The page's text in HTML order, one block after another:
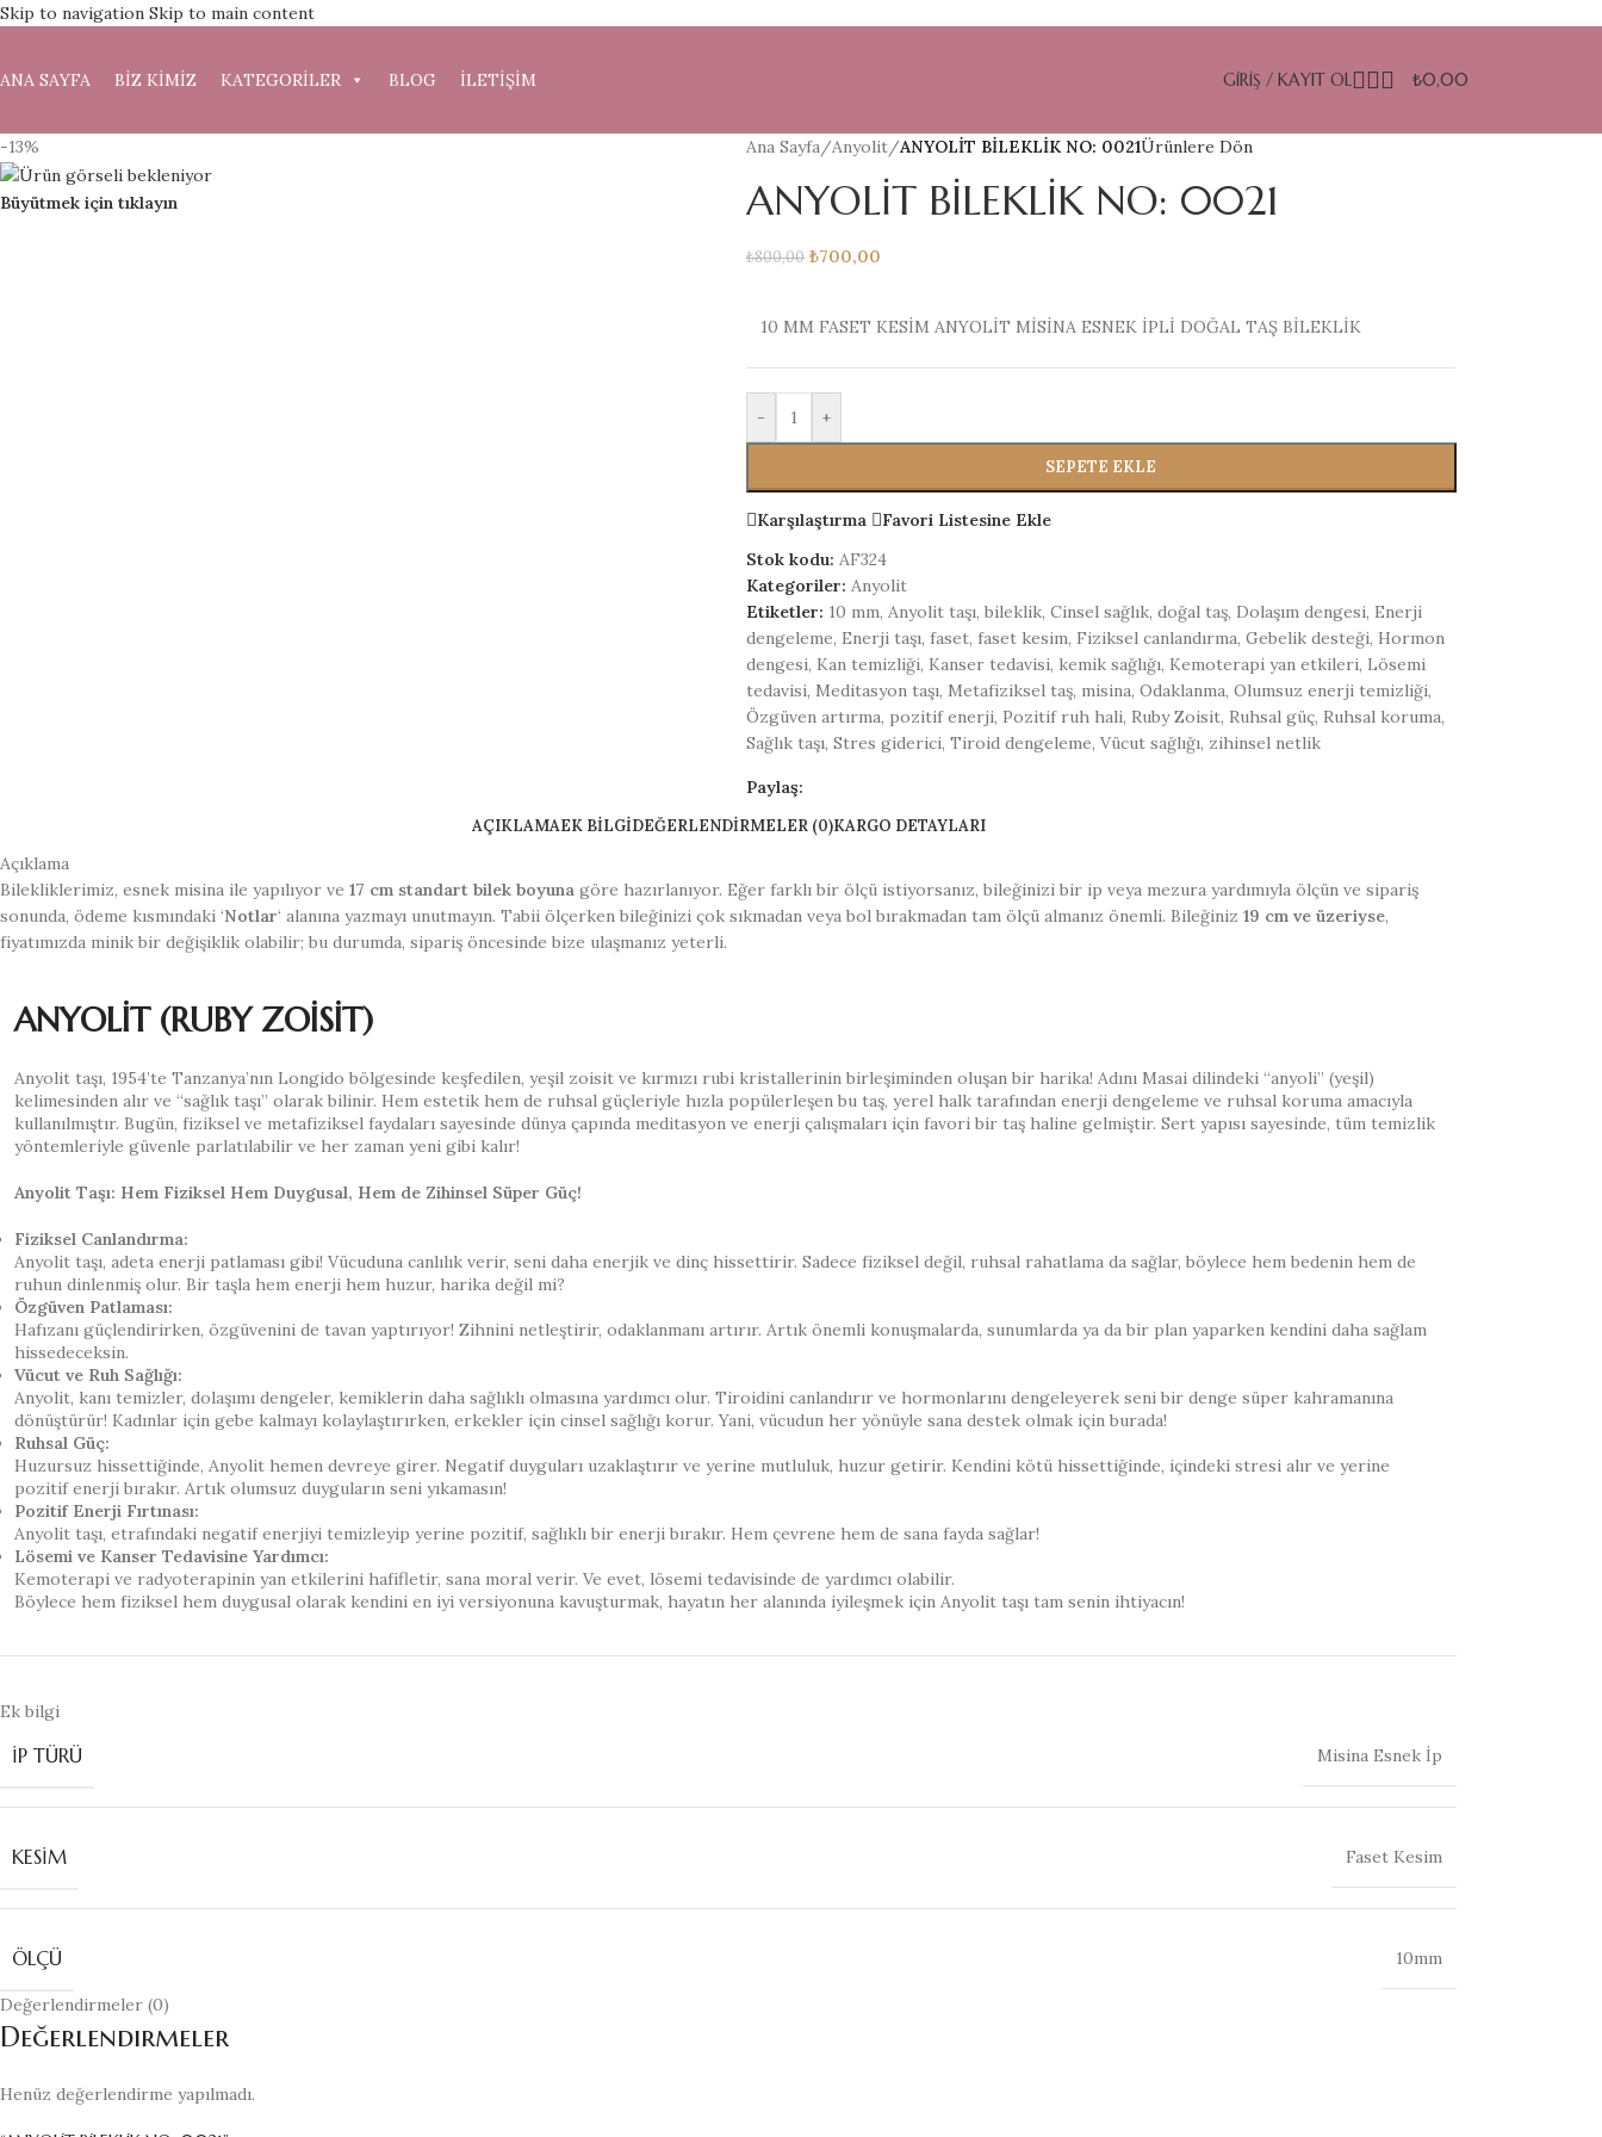
Skip to navigation Skip to main content
ANA SAYFA BİZ KİMİZ KATEGORİLER BLOG İLETİŞİM GIRIŞ / KAYIT OL ₺0,00
-13%
Büyütmek için tıklayın
Ana Sayfa/Anyolit/ANYOLİT BİLEKLİK NO: 0021Ürünlere Dön
ANYOLİT BİLEKLİK NO: 0021
₺800,00 ₺700,00
10 MM FASET KESİM ANYOLİT MİSİNA ESNEK İPLİ DOĞAL TAŞ BİLEKLİK
- +
SEPETE EKLE
Karşılaştırma
Favori Listesine Ekle
Stok kodu: AF324
Kategoriler: Anyolit
Etiketler: 10 mm, Anyolit taşı, bileklik, Cinsel sağlık, doğal taş, Dolaşım dengesi, Enerji
dengeleme, Enerji taşı, faset, faset kesim, Fiziksel canlandırma, Gebelik desteği, Hormon
dengesi, Kan temizliği, Kanser tedavisi, kemik sağlığı, Kemoterapi yan etkileri, Lösemi
tedavisi, Meditasyon taşı, Metafiziksel taş, misina, Odaklanma, Olumsuz enerji temizliği,
Özgüven artırma, pozitif enerji, Pozitif ruh hali, Ruby Zoisit, Ruhsal güç, Ruhsal koruma,
Sağlık taşı, Stres giderici, Tiroid dengeleme, Vücut sağlığı, zihinsel netlik
Paylaş:
AÇIKLAMAEK BILGIDEĞERLENDIRMELER (0)KARGO DETAYLARI
Açıklama
Bilekliklerimiz, esnek misina ile yapılıyor ve 17 cm standart bilek boyuna göre hazırlanıyor. Eğer farklı bir ölçü istiyorsanız, bileğinizi bir ip veya mezura yardımıyla ölçün ve sipariş
sonunda, ödeme kısmındaki ‘Notlar‘ alanına yazmayı unutmayın. Tabii ölçerken bileğinizi çok sıkmadan veya bol bırakmadan tam ölçü almanız önemli. Bileğiniz 19 cm ve üzeriyse,
fiyatımızda minik bir değişiklik olabilir; bu durumda, sipariş öncesinde bize ulaşmanız yeterli.
ANYOLİT (RUBY ZOİSİT)
Anyolit taşı, 1954’te Tanzanya’nın Longido bölgesinde keşfedilen, yeşil zoisit ve kırmızı rubi kristallerinin birleşiminden oluşan bir harika! Adını Masai dilindeki “anyoli” (yeşil)
kelimesinden alır ve “sağlık taşı” olarak bilinir. Hem estetik hem de ruhsal güçleriyle hızla popülerleşen bu taş, yerel halk tarafından enerji dengeleme ve ruhsal koruma amacıyla
kullanılmıştır. Bugün, fiziksel ve metafiziksel faydaları sayesinde dünya çapında meditasyon ve enerji çalışmaları için favori bir taş haline gelmiştir. Sert yapısı sayesinde, tüm temizlik
yöntemleriyle güvenle parlatılabilir ve her zaman yeni gibi kalır!
Anyolit Taşı: Hem Fiziksel Hem Duygusal, Hem de Zihinsel Süper Güç!
Fiziksel Canlandırma:
Anyolit taşı, adeta enerji patlaması gibi! Vücuduna canlılık verir, seni daha enerjik ve dinç hissettirir. Sadece fiziksel değil, ruhsal rahatlama da sağlar, böylece hem bedenin hem de
ruhun dinlenmiş olur. Bir taşla hem enerji hem huzur, harika değil mi?
Özgüven Patlaması:
Hafızanı güçlendirirken, özgüvenini de tavan yaptırıyor! Zihnini netleştirir, odaklanmanı artırır. Artık önemli konuşmalarda, sunumlarda ya da bir plan yaparken kendini daha sağlam
hissedeceksin.
Vücut ve Ruh Sağlığı:
Anyolit, kanı temizler, dolaşımı dengeler, kemiklerin daha sağlıklı olmasına yardımcı olur. Tiroidini canlandırır ve hormonlarını dengeleyerek seni bir denge süper kahramanına
dönüştürür! Kadınlar için gebe kalmayı kolaylaştırırken, erkekler için cinsel sağlığı korur. Yani, vücudun her yönüyle sana destek olmak için burada!
Ruhsal Güç:
Huzursuz hissettiğinde, Anyolit hemen devreye girer. Negatif duyguları uzaklaştırır ve yerine mutluluk, huzur getirir. Kendini kötü hissettiğinde, içindeki stresi alır ve yerine
pozitif enerji bırakır. Artık olumsuz duyguların seni yıkamasın!
Pozitif Enerji Fırtınası:
Anyolit taşı, etrafındaki negatif enerjiyi temizleyip yerine pozitif, sağlıklı bir enerji bırakır. Hem çevrene hem de sana fayda sağlar!
Lösemi ve Kanser Tedavisine Yardımcı:
Kemoterapi ve radyoterapinin yan etkilerini hafifletir, sana moral verir. Ve evet, lösemi tedavisinde de yardımcı olabilir.
Böylece hem fiziksel hem duygusal olarak kendini en iyi versiyonuna kavuşturmak, hayatın her alanında iyileşmek için Anyolit taşı tam senin ihtiyacın!
Ek bilgi
İP TÜRÜ Misina Esnek İp
KESIM Faset Kesim
ÖLÇÜ 10mm
Değerlendirmeler (0)
Değerlendirmeler
Henüz değerlendirme yapılmadı.